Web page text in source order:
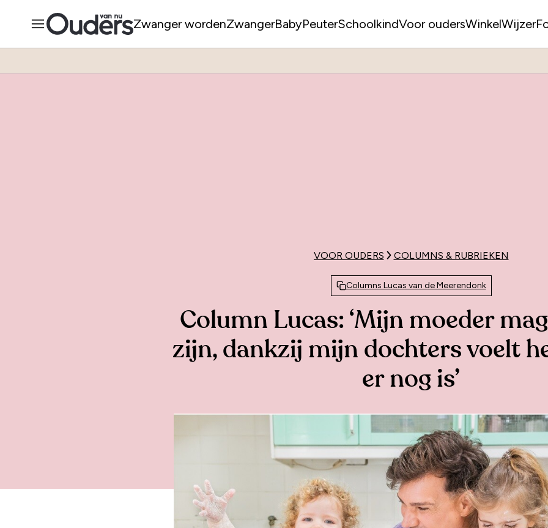
Zwanger wordenZwangerBabyPeuterSchoolkindVoor oudersWinkelWijzer
VOOR OUDERS COLUMNS & RUBRIEKEN
Columns Lucas van de Meerendonk
Column Lucas: ‘Mijn moeder
zijn, dankzij mijn dochters voelt
er nog is’